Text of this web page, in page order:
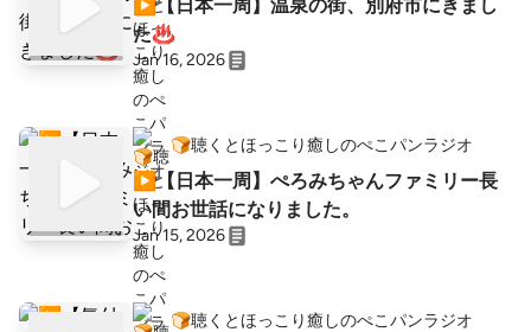
▶︎【日本一周】温泉の街、別府市にきまし
た♨️
Jan 16, 2026
🍞聴くとほっこり癒しのぺこパンラジオ
▶︎【日本一周】ぺろみちゃんファミリー長
い間お世話になりました。
Jan 15, 2026
🍞聴くとほっこり癒しのぺこパンラジオ